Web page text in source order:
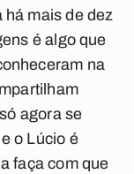
há mais de dez
é algo que
na
agora se
o Lúcio é
faça com que